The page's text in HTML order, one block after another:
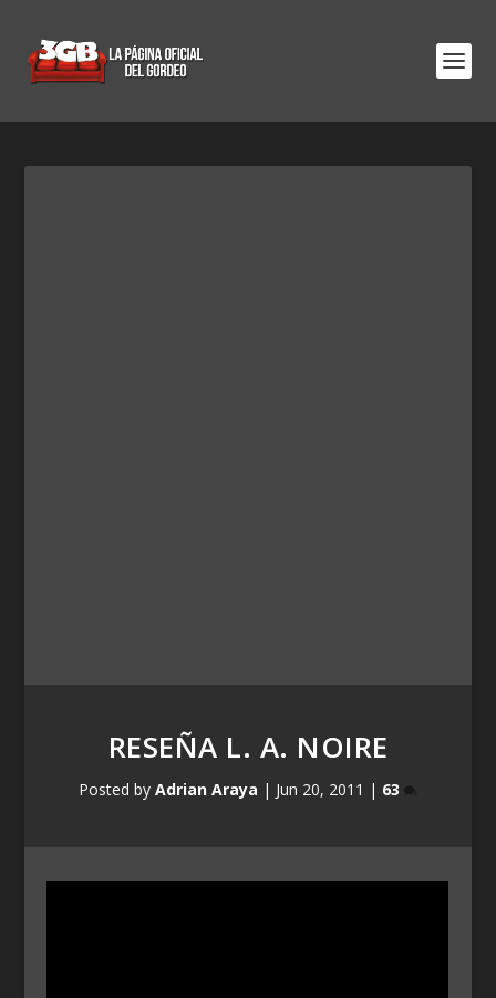
RESEÑA L. A. NOIRE
Posted by Adrian Araya | Jun 20, 2011 | 63